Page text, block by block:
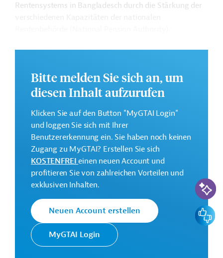
Rentensystems in Bangladesch durch die Stärkung der
Weitere Informationen zu dem geplanten
.
GTAI informiert über dieADB: Schwerpunkte,
Geschäftsanbahnung.
Geberbeitrag:
100 Millionen US-Dollar (Darlehen; beantragt)
Kontaktadressen
Asiatische
Die ADB ist die wichtigste
multilaterale
Bitte melden Sie sich an, um
diesen Inhalt aufzurufen
Klicken Sie auf den Button "MyGTAI Login"
und loggen Sie sich mit Ihrer
Benutzererkennung ein. Sie haben noch keinen
Zugang zu MyGTAI? Erstellen Sie sich
KOSTENFREIeinen neuen Account und
profitieren Sie von zahlreichen Vorteilen und
exklusiven Inhalten.
Neuen Account erstellen
MyGTAI Login
KI-